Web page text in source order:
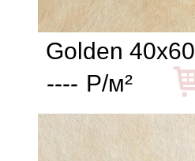
Golden 40x60
---- Р/м²